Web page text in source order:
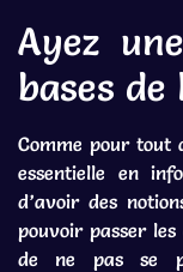
Ayez
bases
Comme pour tout
essentielle en
d’avoir des
pouvoir passer
de ne pas se